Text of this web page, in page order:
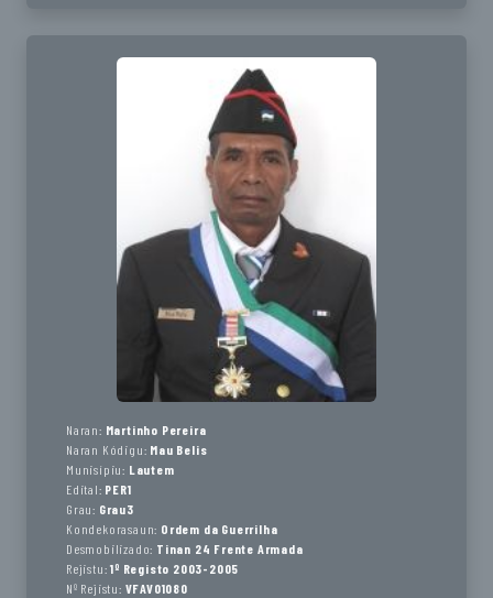
Naran: Martinho Pereira
Naran Kódigu: Mau Belis
Munisípiu: Lautem
Edital: PER1
Grau: Grau3
Kondekorasaun: Ordem da Guerrilha
Desmobilizado: Tinan 24 Frente Armada
Rejistu: 1º Registo 2003-2005
Nº Rejistu: VFAV01080